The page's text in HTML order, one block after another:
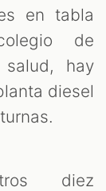
en tabla
de
hay
diesel
diez